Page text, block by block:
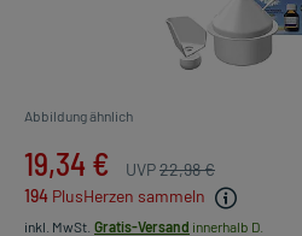
Abbildung ähnlich
19,34 € UVP22,98 €
194 PlusHerzen sammeln
inkl. MwSt. Gratis-Versand innerhalb D.